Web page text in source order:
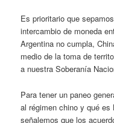
Es prioritario que
intercambio de moneda
Argentina no cumpla,
medio de la toma de
a nuestra Soberanía
Para tener un paneo
al régimen chino y qué
señalemos que los